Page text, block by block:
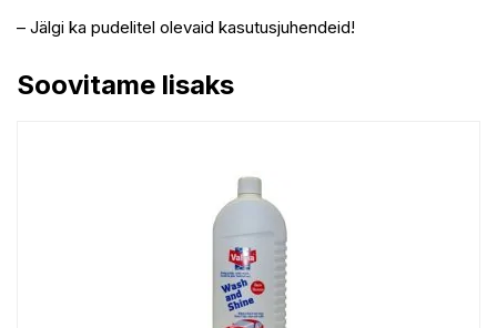
– Jälgi ka pudelitel olevaid kasutusjuhendeid!
Soovitame lisaks